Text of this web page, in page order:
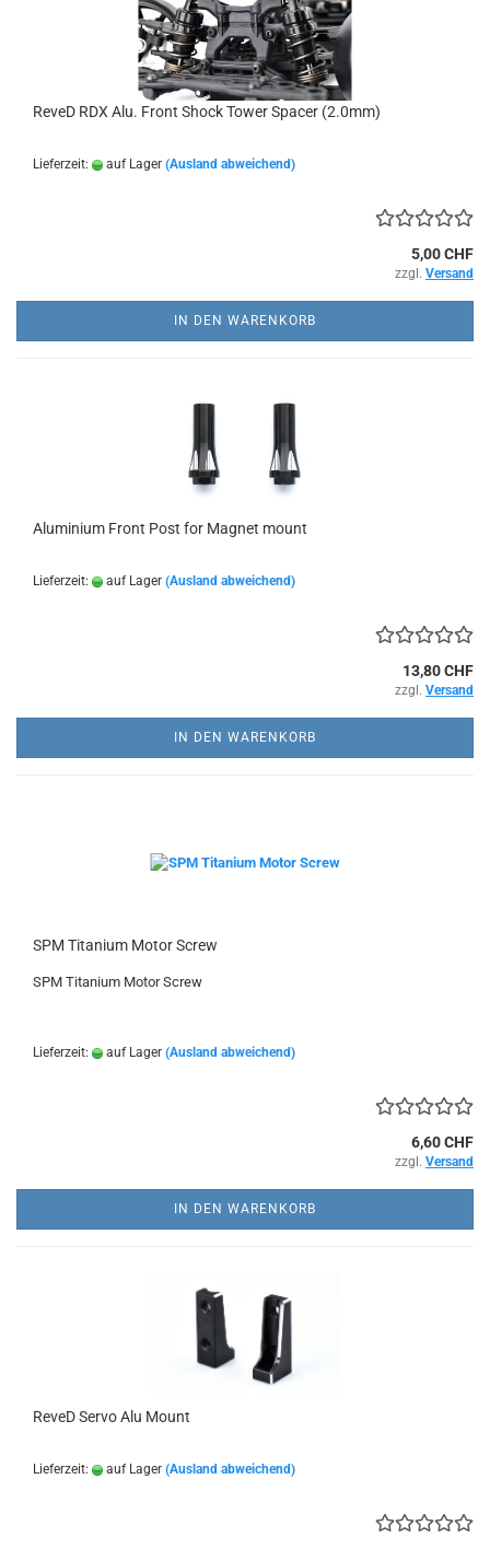
ReveD RDX Alu. Front Shock Tower Spacer (2.0mm)
Lieferzeit: auf Lager (Ausland abweichend)
5,00 CHF
zzgl. Versand
IN DEN WARENKORB
Aluminium Front Post for Magnet mount
Lieferzeit: auf Lager (Ausland abweichend)
13,80 CHF
zzgl. Versand
IN DEN WARENKORB
SPM Titanium Motor Screw
SPM Titanium Motor Screw
Lieferzeit: auf Lager (Ausland abweichend)
6,60 CHF
zzgl. Versand
IN DEN WARENKORB
ReveD Servo Alu Mount
Lieferzeit: auf Lager (Ausland abweichend)